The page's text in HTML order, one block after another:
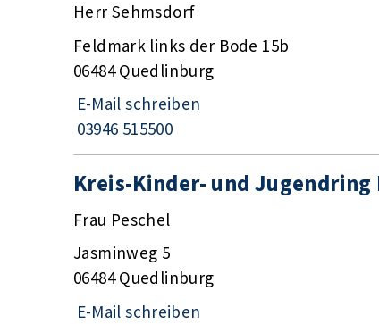
Herr Sehmsdorf
Feldmark links der Bode 15b
06484 Quedlinburg
E-Mail schreiben
03946 515500
Kreis-Kinder- und Jugendring
Frau Peschel
Jasminweg 5
06484 Quedlinburg
E-Mail schreiben